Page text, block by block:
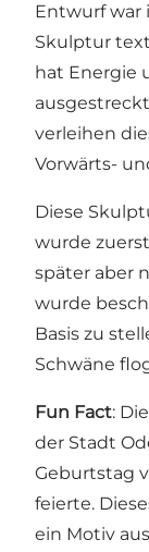
Entwurf war
Skulptur
hat Energie
verleihen
Vorwärts-
Diese
wurde
später aber
wurde
Basis zu
Schwäne
Fun Fact:
der Stadt
Geburtstag
feierte.
ein Motiv